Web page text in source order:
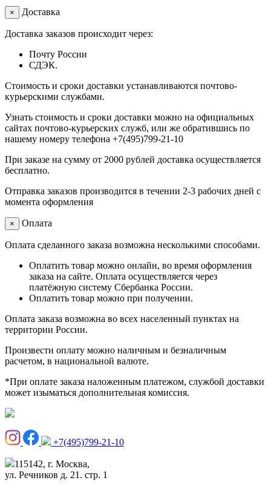
× Доставка
Доставка заказов происходит через:
Почту России
СДЭК.
Стоимость и сроки доставки устанавливаются почтово-
курьерскими службами.
Узнать стоимость и сроки доставки можно на официальных
сайтах почтово-курьерских служб, или же обратившись по
нашему номеру телефона +7(495)799-21-10
При заказе на сумму от 2000 рублей доставка осуществляется
бесплатно.
Отправка заказов производится в течении 2-3 рабочих дней с
момента оформления
× Оплата
Оплата сделанного заказа возможна несколькими способами.
Оплатить товар можно онлайн, во время оформления
заказа на сайте. Оплата осуществляется через
платёжную систему Сбербанка России.
Оплатить товар можно при получении.
Оплата заказа возможна во всех населенный пунктах на
территории России.
Произвести оплату можно наличным и безналичным
расчетом, в национальной валюте.
*При оплате заказа наложенным платежом, службой доставки
может изыматься дополнительная комиссия.
+7(495)799-21-10
115142, г. Москва,
ул. Речников д. 21. стр. 1